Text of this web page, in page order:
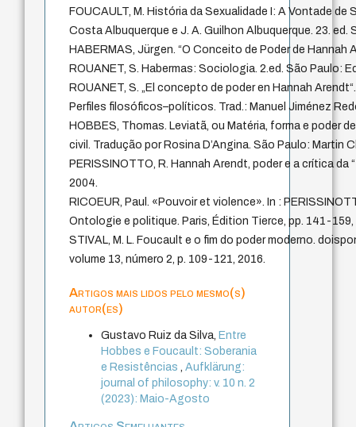
FOUCAULT, M. História da Sexualidade I: A Vontade de
Costa Albuquerque e J. A. Guilhon Albuquerque. 23. ed.
HABERMAS, Jürgen. “O Conceito de Poder de Hannah
ROUANET, S. Habermas: Sociologia. 2.ed. São Paulo:
ROUANET, S. „El concepto de poder en Hannah
Perfiles filosóficos–políticos. Trad.: Manuel Jiménez
HOBBES, Thomas. Leviatã, ou Matéria, forma e poder
civil. Tradução por Rosina D’Angina. São Paulo: Martin
PERISSINOTTO, R. Hannah Arendt, poder e a crítica da
2004.
RICOEUR, Paul. «Pouvoir et violence». In :
Ontologie e politique. Paris, Édition Tierce, pp. 141-159,
STIVAL, M. L. Foucault e o fim do poder moderno.
volume 13, número 2, p. 109-121, 2016.
Artigos mais lidos pelo mesmo(s)
autor(es)
Gustavo Ruiz da Silva, Entre
Hobbes e Foucault: Soberania
e Resistências,Aufklärung:
journal of philosophy: v. 10 n. 2
(2023): Maio-Agosto